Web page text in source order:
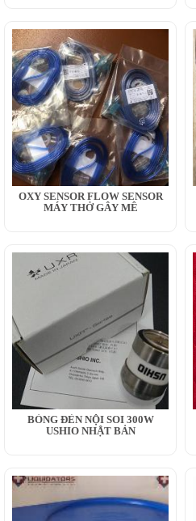
OXY SENSOR FLOW SENSOR
MÁY THỞ GÂY MÊ
BÓNG ĐÈN NỘI SOI 300W
USHIO NHẬT BẢN